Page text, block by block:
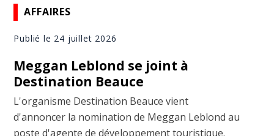
AFFAIRES
Publié le 24 juillet 2026
Meggan Leblond se joint à
Destination Beauce
L'organisme Destination Beauce vient
d'annoncer la nomination de Meggan Leblond au
poste d'agente de développement touristique.